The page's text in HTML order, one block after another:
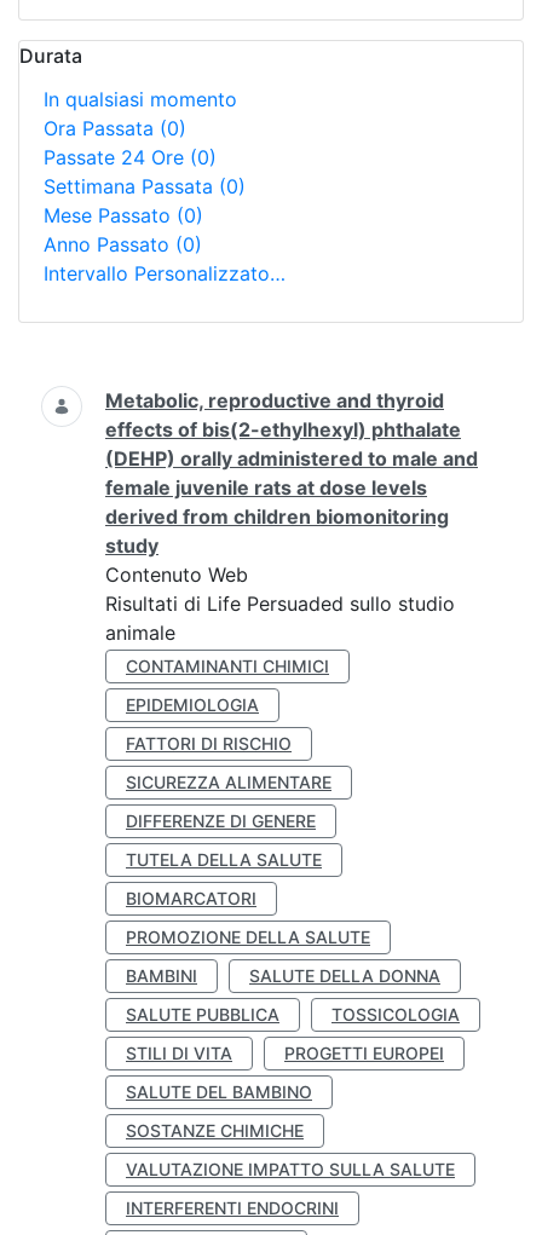
Durata
In qualsiasi momento
Ora Passata (0)
Passate 24 Ore (0)
Settimana Passata (0)
Mese Passato (0)
Anno Passato (0)
Intervallo Personalizzato…
Ricerca
Metabolic, reproductive and thyroid
effects of bis(2-ethylhexyl) phthalate
(DEHP) orally administered to male and
female juvenile rats at dose levels
derived from children biomonitoring
study
Contenuto Web
Risultati di Life Persuaded sullo studio
animale
CONTAMINANTI CHIMICI
EPIDEMIOLOGIA
FATTORI DI RISCHIO
SICUREZZA ALIMENTARE
DIFFERENZE DI GENERE
TUTELA DELLA SALUTE
BIOMARCATORI
PROMOZIONE DELLA SALUTE
BAMBINI
SALUTE DELLA DONNA
SALUTE PUBBLICA
TOSSICOLOGIA
STILI DI VITA
PROGETTI EUROPEI
SALUTE DEL BAMBINO
SOSTANZE CHIMICHE
VALUTAZIONE IMPATTO SULLA SALUTE
INTERFERENTI ENDOCRINI